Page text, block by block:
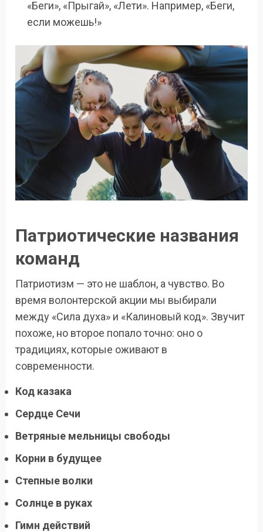
«Беги», «Прыгай», «Лети». Например, «Беги,
если можешь!»
Патриотические названия
команд
Патриотизм — это не шаблон, а чувство. Во
время волонтерской акции мы выбирали
между «Сила духа» и «Калиновый код». Звучит
похоже, но второе попало точно: оно о
традициях, которые оживают в
современности.
Код казака
Сердце Сечи
Ветряные мельницы свободы
Корни в будущее
Степные волки
Солнце в руках
Гимн действий